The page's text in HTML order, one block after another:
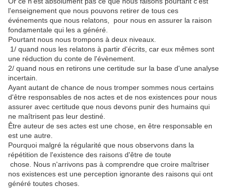
l'enseignement que nous pouvons retirer de tous ces
événements que nous relatons, pour nous en assurer la raison
fondamentale qui les a généré.
Pourtant nous nous trompons à deux niveaux.
1/ quand nous les relatons à partir d'écrits, car eux mêmes sont
une réduction du conte de l'évènement.
2/ quand nous en retirons une certitude sur la base d'une analyse
incertain.
Ayant autant de chance de nous tromper sommes nous certains
d'être responsables de nos actes et de nos existences pour nous
assurer avec certitude que nous devons punir des humains qui
ne maîtrisent pas leur destiné.
Être auteur de ses actes est une chose, en être responsable en
est une autre.
Pourquoi malgré la régularité que nous observons dans la
répétition de l'existence des raisons d'être de toute
chose. Nous n'arrivons pas à comprendre que croire maîtriser
nos existences est une perception ignorante des raisons qui ont
généré toutes choses.